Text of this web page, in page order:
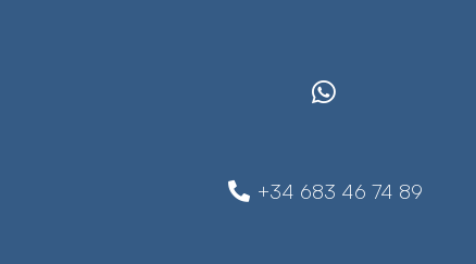
+34 683 46 74 89